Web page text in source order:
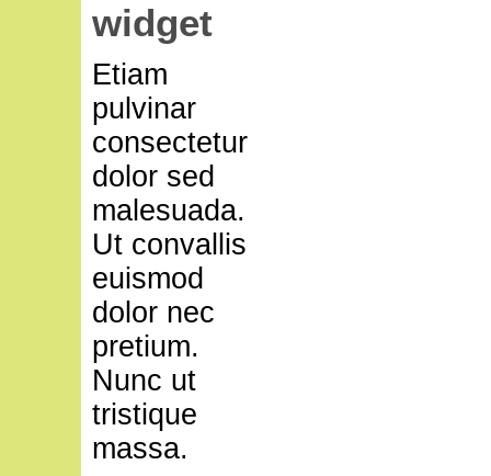
widget
Etiam
pulvinar
consectetur
dolor sed
malesuada.
Ut convallis
euismod
dolor nec
pretium.
Nunc ut
tristique
massa.